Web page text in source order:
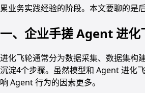
累业务实践经验的阶段。本文要聊的是后
一、企业手搓 Agent 进化
进化飞轮通常分为数据采集、数据集构
沉淀4个步骤。虽然模型和 Agent 进化
响 Agent 行为的因素更多。